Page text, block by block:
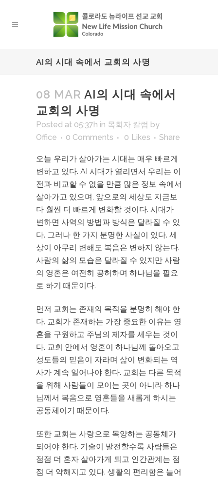
AI의 시대 속에서 교회의 사명
08 MAR AI의 시대 속에서
교회의 사명
Posted at 05:37h in 목회자 칼럼 by
Office
0 Comments 0 Likes Share
오늘 우리가 살아가는 시대는 매우 빠르게
변하고 있다. AI 시대가 열리면서 우리는 이
전과 비교할 수 없을 만큼 많은 정보 속에서
살아가고 있으며, 앞으로의 세상도 지금보
다 훨씬 더 빠르게 변화할 것이다. 시대가
변하면 사역의 방법과 방식은 달라질 수 있
다. 그러나 한 가지 분명한 사실이 있다. 세
상이 아무리 변해도 복음은 변하지 않는다.
사람의 삶의 모습은 달라질 수 있지만 사람
의 영혼은 여전히 공허하며 하나님을 필요
로 하기 때문이다.
먼저 교회는 존재의 목적을 분명히 해야 한
다. 교회가 존재하는 가장 중요한 이유는 영
혼을 구원하고 주님의 제자를 세우는 것이
다. 교회 안에서 영혼이 하나님께 돌아오고
성도들의 믿음이 자라며 삶이 변화되는 역
사가 계속 일어나야 한다. 교회는 다른 목적
을 위해 사람들이 모이는 곳이 아니라 하나
님께서 복음으로 영혼들을 새롭게 하시는
공동체이기 때문이다.
또한 교회는 사랑으로 목양하는 공동체가
되어야 한다. 기술이 발전할수록 사람들은
점점 더 혼자 살아가게 되고 인간관계는 점
점 더 약해지고 있다. 생활의 편리함은 늘어